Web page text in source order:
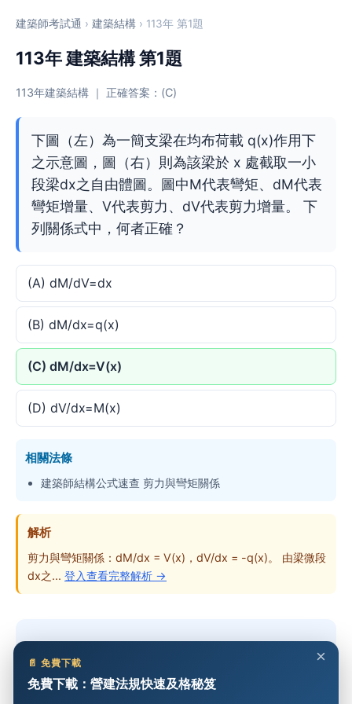
建築師考試通 › 建築結構 › 113年 第1題
113年 建築結構 第1題
113年建築結構 ｜ 正確答案：(C)
下圖（左）為一簡支梁在均布荷載 q(x)作用下
之示意圖，圖（右）則為該梁於 x 處截取一小
段梁dx之自由體圖。圖中M代表彎矩、dM代表
彎矩增量、V代表剪力、dV代表剪力增量。 下
列關係式中，何者正確？
(A) dM/dV=dx
(B) dM/dx=q(x)
(C) dM/dx=V(x)
(D) dV/dx=M(x)
相關法條
建築師結構公式速查 剪力與彎矩關係
解析
剪力與彎矩關係：dM/dx = V(x)，dV/dx = -q(x)。 由梁微段
dx之... 登入查看完整解析 →
免費開始練習 →
×
📄 免費下載
免費下載：營建法規快速及格秘笈